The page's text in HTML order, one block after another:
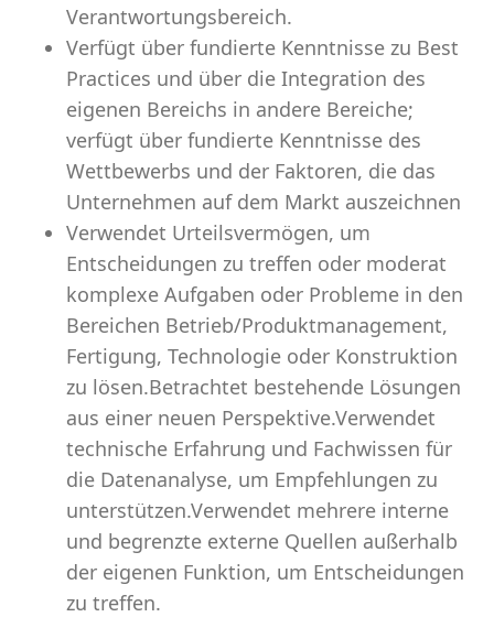
Verantwortungsbereich.
Verfügt über fundierte Kenntnisse zu Best
Practices und über die Integration des
eigenen Bereichs in andere Bereiche;
verfügt über fundierte Kenntnisse des
Wettbewerbs und der Faktoren, die das
Unternehmen auf dem Markt auszeichnen
Verwendet Urteilsvermögen, um
Entscheidungen zu treffen oder moderat
komplexe Aufgaben oder Probleme in den
Bereichen Betrieb/Produktmanagement,
Fertigung, Technologie oder Konstruktion
zu lösen.Betrachtet bestehende Lösungen
aus einer neuen Perspektive.Verwendet
technische Erfahrung und Fachwissen für
die Datenanalyse, um Empfehlungen zu
unterstützen.Verwendet mehrere interne
und begrenzte externe Quellen außerhalb
der eigenen Funktion, um Entscheidungen
zu treffen.